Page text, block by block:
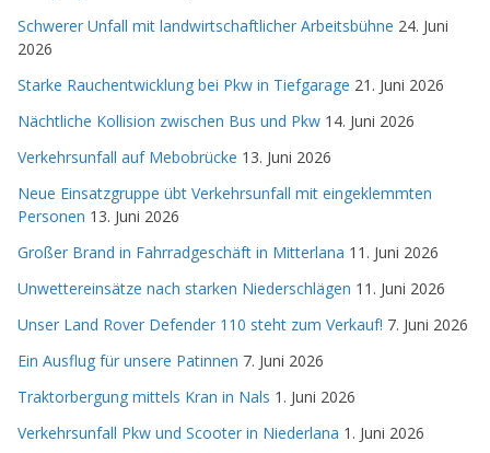
Schwerer Unfall mit landwirtschaftlicher Arbeitsbühne 24. Juni
2026
Starke Rauchentwicklung bei Pkw in Tiefgarage 21. Juni 2026
Nächtliche Kollision zwischen Bus und Pkw 14. Juni 2026
Verkehrsunfall auf Mebobrücke 13. Juni 2026
Neue Einsatzgruppe übt Verkehrsunfall mit eingeklemmten
Personen 13. Juni 2026
Großer Brand in Fahrradgeschäft in Mitterlana 11. Juni 2026
Unwettereinsätze nach starken Niederschlägen 11. Juni 2026
Unser Land Rover Defender 110 steht zum Verkauf! 7. Juni 2026
Ein Ausflug für unsere Patinnen 7. Juni 2026
Traktorbergung mittels Kran in Nals 1. Juni 2026
Verkehrsunfall Pkw und Scooter in Niederlana 1. Juni 2026